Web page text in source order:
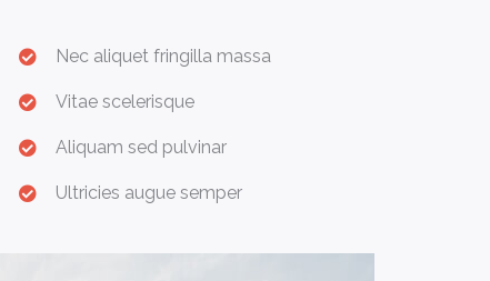
Nec aliquet fringilla massa
Vitae scelerisque
Aliquam sed pulvinar
Ultricies augue semper